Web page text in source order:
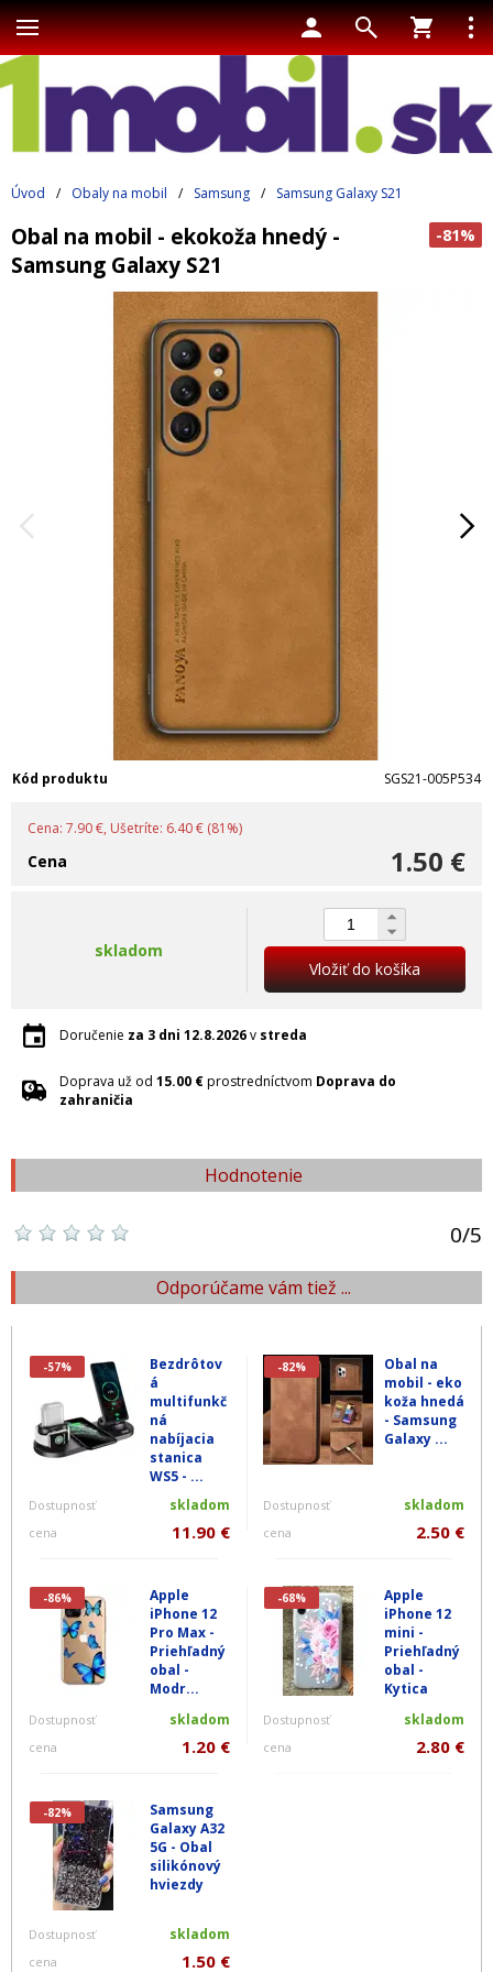
Úvod / Obaly na mobil / Samsung / Samsung Galaxy S21
-81%
Obal na mobil - ekokoža hnedý -
Samsung Galaxy S21
Kód produktu SGS21-005P534
Cena: 7.90 €, Ušetríte: 6.40 € (81%)
1.50 €
Cena
skladom
Vložiť do košíka
Doručenie za 3 dni 12.8.2026v streda
Doprava už od 15.00 €prostredníctvom Doprava do
zahraničia
Hodnotenie
0/5
Odporúčame vám tiež ...
-57%
Bezdrôtov
á
multifunkč
ná
nabíjacia
stanica
WS5 - ...
Dostupnosť skladom
cena 11.90 €
-82%
Obal na
mobil - eko
koža hnedá
- Samsung
Galaxy ...
Dostupnosť skladom
cena 2.50 €
-86%
Apple
iPhone 12
Pro Max -
Priehľadný
obal -
Modr...
Dostupnosť skladom
cena 1.20 €
-68%
Apple
iPhone 12
mini -
Priehľadný
obal -
Kytica
Dostupnosť skladom
cena 2.80 €
-82%
Samsung
Galaxy A32
5G - Obal
silikónový
hviezdy
Dostupnosť skladom
cena 1.50 €